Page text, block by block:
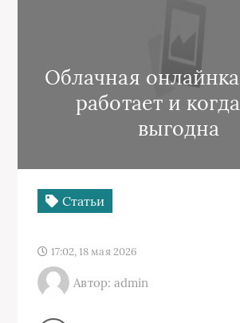
Облачная
работает и
выгодна
Статьи
17:02, 18 мая 2026
Автор: admin